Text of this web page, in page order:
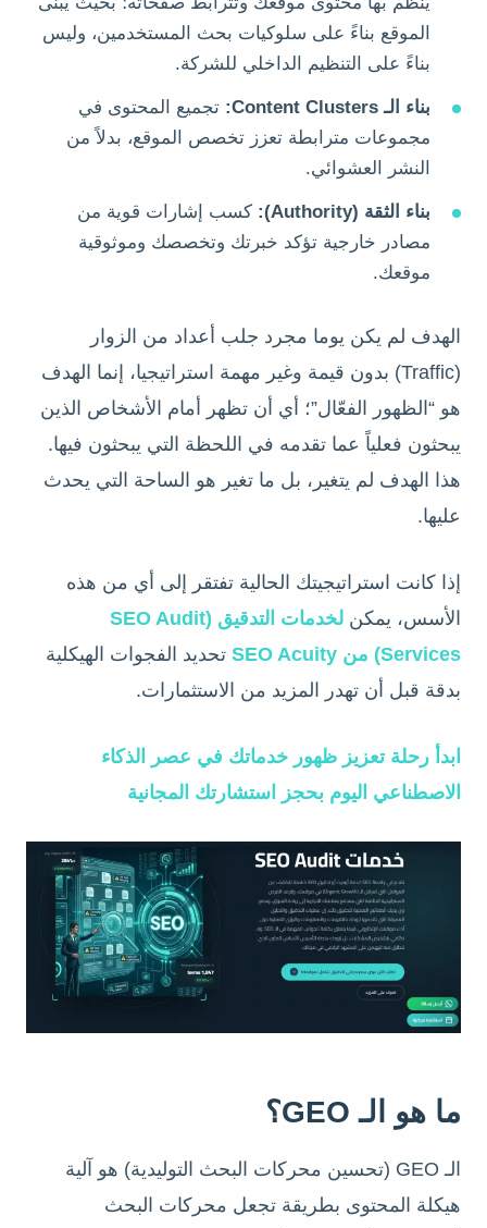
الموقع بناءً على سلوكيات بحث المستخدمين، وليس
بناءً على التنظيم الداخلي للشركة.
بناء الـ Content Clusters:
تجميع المحتوى في
مجموعات مترابطة تعزز تخصص الموقع، بدلاً من
النشر العشوائي.
بناء الثقة (Authority):
كسب إشارات قوية من
مصادر خارجية تؤكد خبرتك وتخصصك وموثوقية
موقعك.
الهدف لم يكن يوما مجرد جلب أعداد من الزوار
(Traffic) بدون قيمة وغير مهمة استراتيجيا، إنما الهدف
هو “الظهور الفعّال”؛ أي أن تظهر أمام الأشخاص الذين
يبحثون فعلياً عما تقدمه في اللحظة التي يبحثون فيها.
هذا الهدف لم يتغير، بل ما تغير هو الساحة التي يحدث
عليها.
إذا كانت استراتيجيتك الحالية تفتقر إلى أي من هذه
الأسس، يمكن
لخدمات التدقيق (SEO Audit
Services) من SEO Acuity
تحديد الفجوات الهيكلية
بدقة قبل أن تهدر المزيد من الاستثمارات.
ابدأ رحلة تعزيز ظهور خدماتك في عصر الذكاء
الاصطناعي اليوم بحجز استشارتك المجانية
ما هو الـ GEO؟
الـ GEO (تحسين محركات البحث التوليدية) هو آلية
هيكلة المحتوى بطريقة تجعل محركات البحث